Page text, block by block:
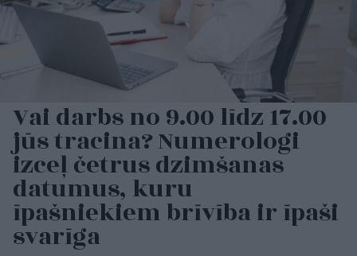
Vai darbs no 9.00 līdz 17.00
jūs tracina? Numerologi
izceļ četrus dzimšanas
datumus, kuru
īpašniekiem brīvība ir īpaši
svarīga